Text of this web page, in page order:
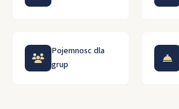
Pojemnosc dla
grup